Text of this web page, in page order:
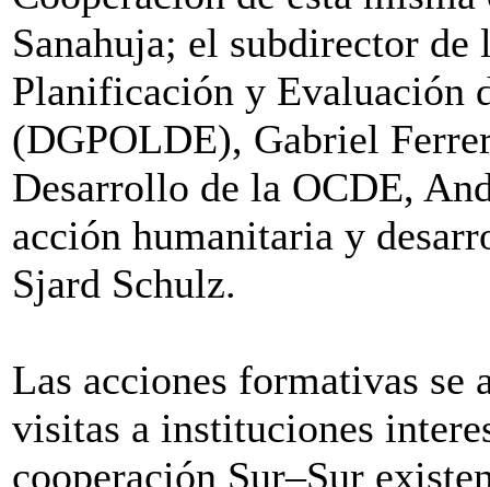
Sanahuja; el subdirector
Planificación y Evaluación
(DGPOLDE), Gabriel
Desarrollo de la OCDE,
acción humanitaria y
Sjard Schulz.
Las acciones formativas se
visitas a instituciones
cooperación Sur–Sur